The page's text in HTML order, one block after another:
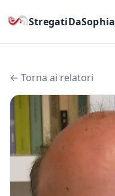
StregatiDaSophia
← Torna ai relatori